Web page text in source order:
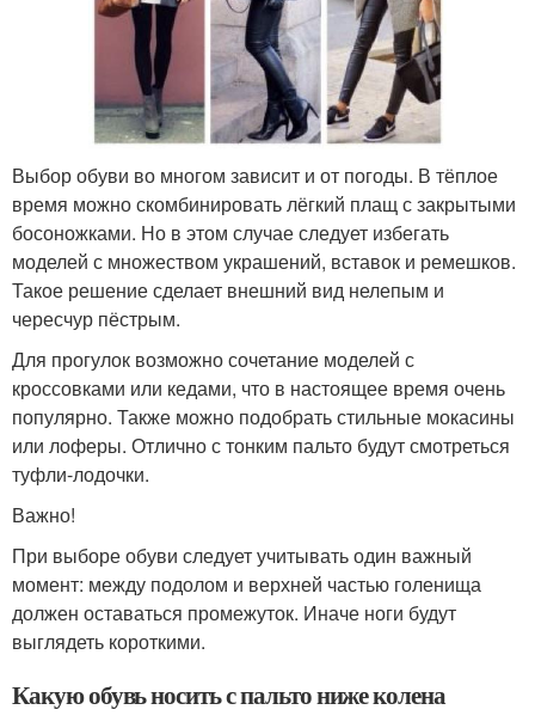
Выбор обуви во многом зависит и от погоды. В тёплое
время можно скомбинировать лёгкий плащ с закрытыми
босоножками. Но в этом случае следует избегать
моделей с множеством украшений, вставок и ремешков.
Такое решение сделает внешний вид нелепым и
чересчур пёстрым.
Для прогулок возможно сочетание моделей с
кроссовками или кедами, что в настоящее время очень
популярно. Также можно подобрать стильные мокасины
или лоферы. Отлично с тонким пальто будут смотреться
туфли-лодочки.
Важно!
При выборе обуви следует учитывать один важный
момент: между подолом и верхней частью голенища
должен оставаться промежуток. Иначе ноги будут
выглядеть короткими.
Какую обувь носить с пальто ниже колена